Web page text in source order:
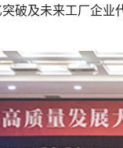
破及未来工厂企业